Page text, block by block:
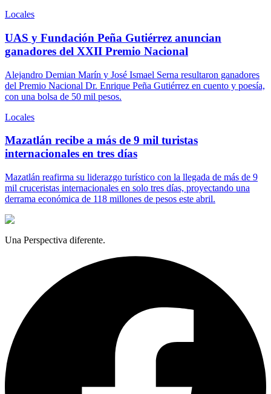
Locales
UAS y Fundación Peña Gutiérrez anuncian
ganadores del XXII Premio Nacional
Alejandro Demian Marín y José Ismael Serna resultaron ganadores
del Premio Nacional Dr. Enrique Peña Gutiérrez en cuento y poesía,
con una bolsa de 50 mil pesos.
Locales
Mazatlán recibe a más de 9 mil turistas
internacionales en tres días
Mazatlán reafirma su liderazgo turístico con la llegada de más de 9
mil cruceristas internacionales en solo tres días, proyectando una
derrama económica de 118 millones de pesos este abril.
Una Perspectiva diferente.